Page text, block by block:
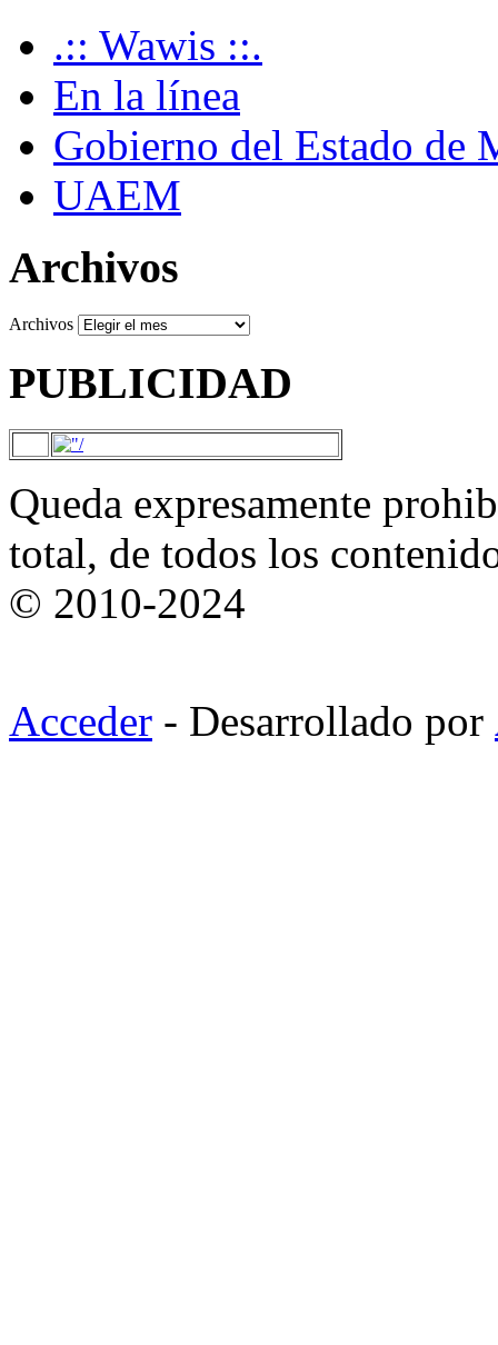
.:: Wawis ::.
En la línea
Gobierno del Estado de
UAEM
Archivos
Archivos
PUBLICIDAD
Queda expresamente
total, de todos los
© 2010-2024
Acceder - Desarrollado por